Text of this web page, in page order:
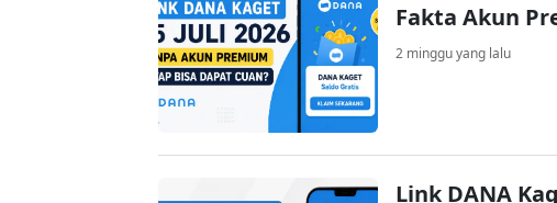
Fakta Akun
2 minggu yang lalu
Link DANA